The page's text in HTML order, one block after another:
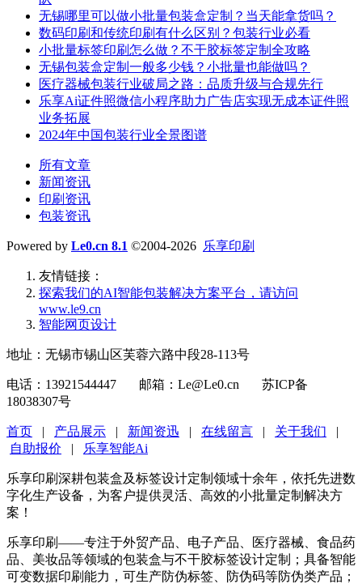
无锡哪里可以做小批量包装盒定制？当天能拿货吗？
数码印刷和传统印刷有什么区别？包装行业必看
小批量标签印刷怎么做？不干胶标签定制全攻略
无锡包装盒定制一般多少钱？小批量也能做吗？
医疗器械包装行业破局之路：品质升级与合规先行
乐享Ai证件照微信小程序助力广告店实现无成本证件照
业务拓展
2024年中国包装行业全景图谱
所有文章
新闻资讯
印刷资讯
包装资讯
Powered by Le0.cn 8.1 ©2004-2026 乐享印刷
友情链接：
探索我们的‌AI智能包装解决方案平台‌，请访问
www.le9.cn
智能网页设计
地址：无锡市锡山区芙蓉六路中段28-113号
电话：13921544447 邮箱：Le@Le0.cn 苏ICP备
18038307号
首页 | 产品展示 | 新闻资迅 | 在线留言 | 关于我们 |
自助报价 | 乐享智能Ai
乐享印刷深耕包装盒及标签设计定制领域十余年，依托先进数
字化生产设备，为客户提供灵活、高效的小批量定制解决方
案！
乐享印刷——专注于外贸产品、电子产品、医疗器械、食品药
品、美妆品等领域的包装盒与不干胶标签设计定制；具备智能
可变数据印刷能力，可生产防伪标签、防伪码等防伪类产品；